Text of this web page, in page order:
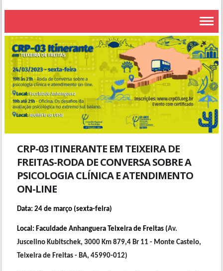
CRP-03 ITINERANTE EM TEIXEIRA DE
FREITAS-RODA DE CONVERSA SOBRE A
PSICOLOGIA CLÍNICA E ATENDIMENTO
ON-LINE
Data: 24 de março (sexta-feira)
Local: Faculdade Anhanguera Teixeira de Freitas (Av.
Juscelino Kubitschek, 3000 Km 879,4 Br 11 - Monte Castelo,
Teixeira de Freitas - BA, 45990-012)